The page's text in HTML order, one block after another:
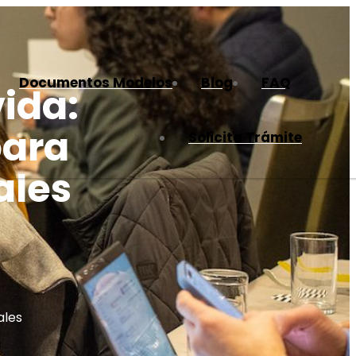
Documentos Modelos Blog FAQ
Solicita Trámite